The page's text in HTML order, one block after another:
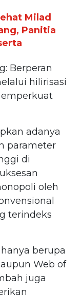
Milad
Panitia
Berperan
hilirisasi
adanya
parameter
di
oleh
terindeks
berupa
Web of
juga